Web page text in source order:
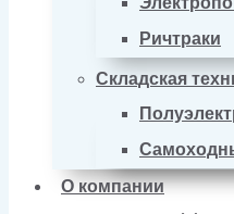
Ричтраки
Складская
О компании